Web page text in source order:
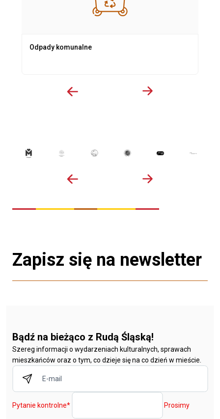
Odpady komunalne
Zapisz się na newsletter
Bądź na bieżąco z Rudą Śląską!
Szereg informacji o wydarzeniach kulturalnych, sprawach
mieszkańców oraz o tym, co dzieje się na co dzień w mieście.
Pytanie kontrolne* Prosimy